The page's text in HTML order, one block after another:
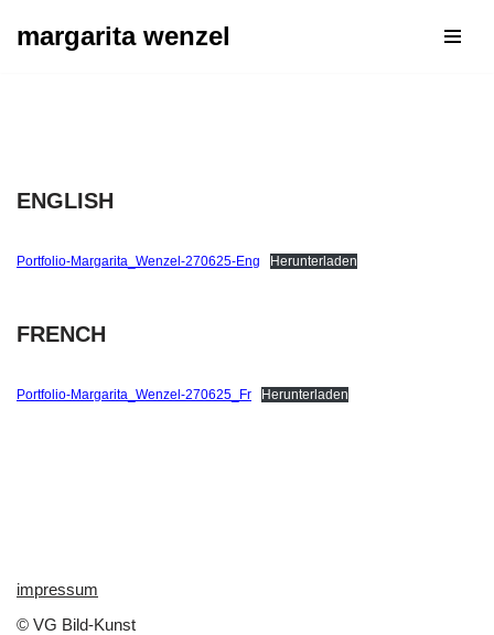
margarita wenzel
ENGLISH
Portfolio-Margarita_Wenzel-270625-Eng Herunterladen
FRENCH
Portfolio-Margarita_Wenzel-270625_Fr Herunterladen
impressum
© VG Bild-Kunst